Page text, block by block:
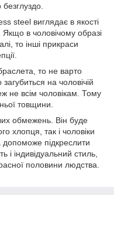
steel виглядає в якості
Якщо в чоловічому образі
то інші прикраси
то не варто
на чоловічій
не всім чоловікам. Тому
товщини.
обмежень. Він буде
хлопця, так і чоловіки
підкреслити
і індивідуальний стиль,
половини людства.